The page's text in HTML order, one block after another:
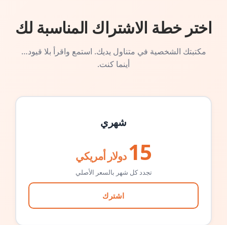
اختر خطة الاشتراك المناسبة لك
مكتبتك الشخصية في متناول يديك. استمع واقرأ بلا قيود…
أينما كنت.
شهري
15 دولار أمريكي
تجدد كل شهر بالسعر الأصلي
اشترك